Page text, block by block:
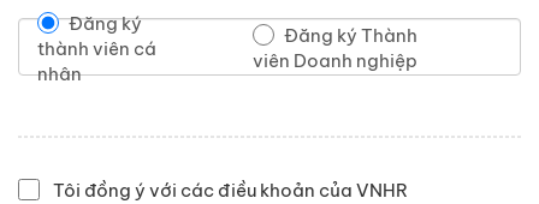
Đăng ký
thành viên cá
nhân
Đăng ký Thành
viên Doanh nghiệp
Tôi đồng ý với các điều khoản của VNHR